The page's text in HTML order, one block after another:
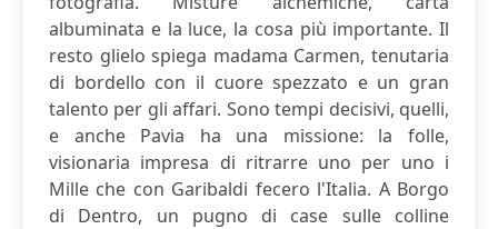
albuminata e la luce, la cosa più importante. Il
resto glielo spiega madama Carmen, tenutaria
di bordello con il cuore spezzato e un gran
talento per gli affari. Sono tempi decisivi, quelli,
e anche Pavia ha una missione: la folle,
visionaria impresa di ritrarre uno per uno i
Mille che con Garibaldi fecero l'Italia. A Borgo
di Dentro, un pugno di case sulle colline